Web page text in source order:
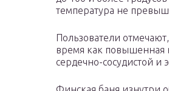
температура не
Пользователи
время как повышенная
сердечно-сосудистой и